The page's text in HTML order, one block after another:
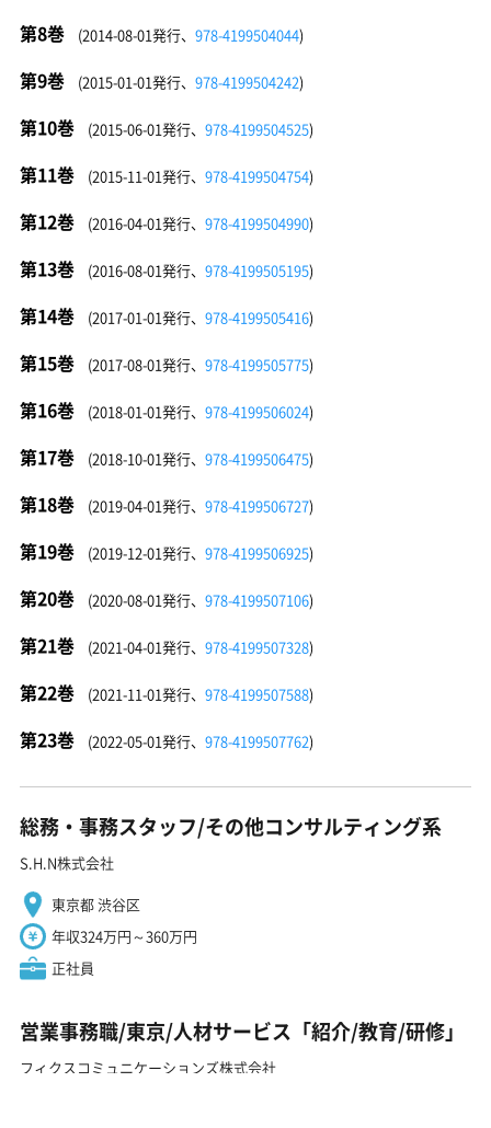
第8巻 (2014-08-01発行、 978-4199504044)
第9巻 (2015-01-01発行、 978-4199504242)
第10巻 (2015-06-01発行、 978-4199504525)
第11巻 (2015-11-01発行、 978-4199504754)
第12巻 (2016-04-01発行、 978-4199504990)
第13巻 (2016-08-01発行、 978-4199505195)
第14巻 (2017-01-01発行、 978-4199505416)
第15巻 (2017-08-01発行、 978-4199505775)
第16巻 (2018-01-01発行、 978-4199506024)
第17巻 (2018-10-01発行、 978-4199506475)
第18巻 (2019-04-01発行、 978-4199506727)
第19巻 (2019-12-01発行、 978-4199506925)
第20巻 (2020-08-01発行、 978-4199507106)
第21巻 (2021-04-01発行、 978-4199507328)
第22巻 (2021-11-01発行、 978-4199507588)
第23巻 (2022-05-01発行、 978-4199507762)
総務・事務スタッフ/その他コンサルティング系
S.H.N株式会社
東京都 渋谷区
年収324万円～360万円
正社員
営業事務職/東京/人材サービス「紹介/教育/研修」
フィクスコミュニケーションズ株式会社